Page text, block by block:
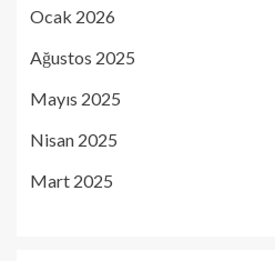
Ocak 2026
Ağustos 2025
Mayıs 2025
Nisan 2025
Mart 2025